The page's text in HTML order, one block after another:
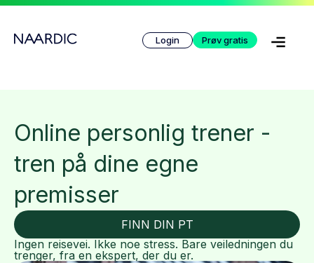
Login Prøv gratis
Online personlig trener -
tren på dine egne
premisser
FINN DIN PT
Ingen reisevei. Ikke noe stress. Bare veiledningen du
trenger, fra en ekspert, der du er.